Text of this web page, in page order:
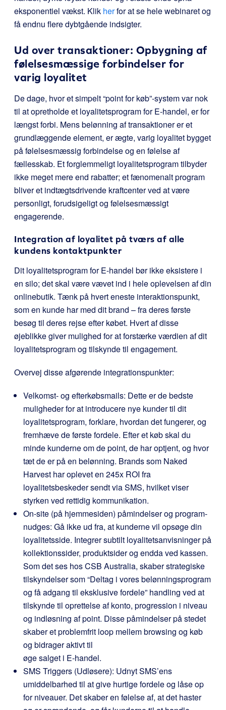
eksponentiel vækst. Klik herfor at se hele webinaret og
få endnu flere dybtgående indsigter.
Ud over transaktioner: Opbygning af
følelsesmæssige forbindelser for
varig loyalitet
De dage, hvor et simpelt “point for køb”-system var nok
til at opretholde et loyalitetsprogram for E-handel, er for
længst forbi. Mens belønning af transaktioner er et
grundlæggende element, er ægte, varig loyalitet bygget
på følelsesmæssig forbindelse og en følelse af
fællesskab. Et forglemmeligt loyalitetsprogram tilbyder
ikke meget mere end rabatter; et fænomenalt program
bliver et indtægtsdrivende kraftcenter ved at være
personligt, forudsigeligt og følelsesmæssigt
engagerende.
Integration af loyalitet på tværs af alle
kundens kontaktpunkter
Dit loyalitetsprogram for E-handel bør ikke eksistere i
en silo; det skal være vævet ind i hele oplevelsen af din
onlinebutik. Tænk på hvert eneste interaktionspunkt,
som en kunde har med dit brand – fra deres første
besøg til deres rejse efter købet. Hvert af disse
øjeblikke giver mulighed for at forstærke værdien af dit
loyalitetsprogram og tilskynde til engagement.
Overvej disse afgørende integrationspunkter:
Velkomst- og efterkøbsmails: Dette er de bedste
muligheder for at introducere nye kunder til dit
loyalitetsprogram, forklare, hvordan det fungerer, og
fremhæve de første fordele. Efter et køb skal du
minde kunderne om de point, de har optjent, og hvor
tæt de er på en belønning. Brands som Naked
Harvest har oplevet en 245x ROI fra
loyalitetsbeskeder sendt via SMS, hvilket viser
styrken ved rettidig kommunikation.
On-site (på hjemmesiden) påmindelser og program-
nudges: Gå ikke ud fra, at kunderne vil opsøge din
loyalitetsside. Integrer subtilt loyalitetsanvisninger på
kollektionssider, produktsider og endda ved kassen.
Som det ses hos CSB Australia, skaber strategiske
tilskyndelser som “Deltag i vores belønningsprogram
og få adgang til eksklusive fordele” handling ved at
tilskynde til oprettelse af konto, progression i niveau
og indløsning af point. Disse påmindelser på stedet
skaber et problemfrit loop mellem browsing og køb
og bidrager aktivt til
øge salget i E-handel.
SMS Triggers (Udløsere): Udnyt SMS’ens
umiddelbarhed til at give hurtige fordele og låse op
for niveauer. Det skaber en følelse af, at det haster